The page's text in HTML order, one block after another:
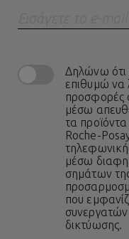
Δηλώνω ότι
επιθυμώ να
προσφορές
μέσω
τα προϊόντα
Roche-
μέσω
σημάτων
που
συνεργατών
δικτύωσης.